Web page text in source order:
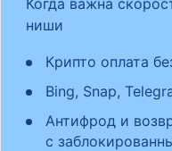
Когда важна
ниши
Крипто оплата
Bing, Snap,
Антифрод и
с